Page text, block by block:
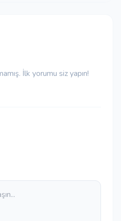
İlk yorumu siz yapın!